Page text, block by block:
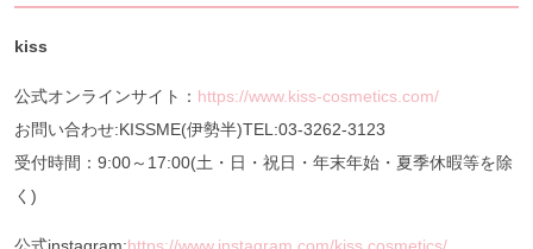
kiss
公式オンラインサイト： https://www.kiss-cosmetics.com/
お問い合わせ:KISSME(伊勢半)TEL:03-3262-3123
受付時間：9:00～17:00(土・日・祝日・年末年始・夏季休暇等を除
く)
公式instagram:https://www.instagram.com/kiss.cosmetics/